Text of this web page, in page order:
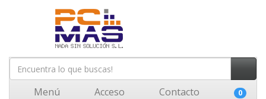
Menú Acceso Contacto 0